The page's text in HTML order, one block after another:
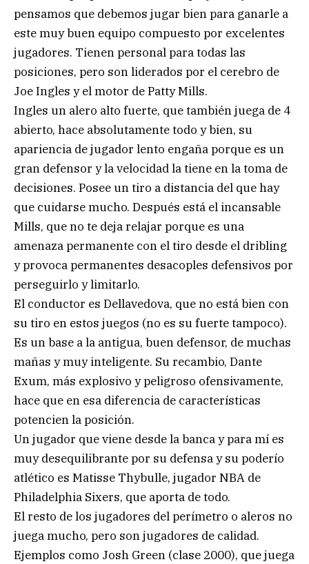
pensamos que debemos jugar bien para ganarle a
este muy buen equipo compuesto por excelentes
jugadores. Tienen personal para todas las
posiciones, pero son liderados por el cerebro de
Joe Ingles y el motor de Patty Mills.
Ingles un alero alto fuerte, que también juega de 4
abierto, hace absolutamente todo y bien, su
apariencia de jugador lento engaña porque es un
gran defensor y la velocidad la tiene en la toma de
decisiones. Posee un tiro a distancia del que hay
que cuidarse mucho. Después está el incansable
Mills, que no te deja relajar porque es una
amenaza permanente con el tiro desde el dribling
y provoca permanentes desacoples defensivos por
perseguirlo y limitarlo.
El conductor es Dellavedova, que no está bien con
su tiro en estos juegos (no es su fuerte tampoco).
Es un base a la antigua, buen defensor, de muchas
mañas y muy inteligente. Su recambio, Dante
Exum, más explosivo y peligroso ofensivamente,
hace que en esa diferencia de características
potencien la posición.
Un jugador que viene desde la banca y para mí es
muy desequilibrante por su defensa y su poderío
atlético es Matisse Thybulle, jugador NBA de
Philadelphia Sixers, que aporta de todo.
El resto de los jugadores del perímetro o aleros no
juega mucho, pero son jugadores de calidad.
Ejemplos como Josh Green (clase 2000), que juega